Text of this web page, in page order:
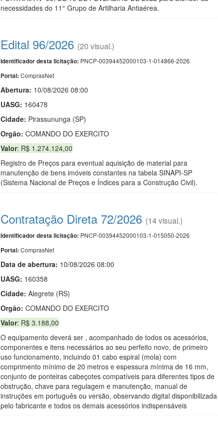
necessidades do 11° Grupo de Artilharia Antiaérea.
Edital 96/2026 (20 visual.)
Identificador desta licitação: PNCP-00394452000103-1-014866-2026
Portal: ComprasNet
Abertura: 10/08/2026 08:00
UASG: 160478
Cidade: Pirassununga (SP)
Orgão: COMANDO DO EXERCITO
Valor: R$ 1.274.124,00
Registro de Preços para eventual aquisição de material para
manutenção de bens imóveis constantes na tabela SINAPI-SP
(Sistema Nacional de Preços e Índices para a Construção Civil).
Contratação Direta 72/2026 (14 visual.)
Identificador desta licitação: PNCP-00394452000103-1-015050-2026
Portal: ComprasNet
Data de abertura: 10/08/2026 08:00
UASG: 160358
Cidade: Alegrete (RS)
Orgão: COMANDO DO EXERCITO
Valor: R$ 3.188,00
O equipamento deverá ser , acompanhado de todos os acessórios,
componentes e itens necessários ao seu perfeito novo, de primeiro
uso funcionamento, incluindo 01 cabo espiral (mola) com
comprimento mínimo de 20 metros e espessura mínima de 16 mm,
conjunto de ponteiras cabeçotes compatíveis para diferentes tipos de
obstrução, chave para regulagem e manutenção, manual de
instruções em português ou versão, observando digital disponibilizada
pelo fabricante e todos os demais acessórios indispensáveis